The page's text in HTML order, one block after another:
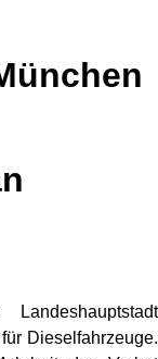
Dieselfahrzeuge.